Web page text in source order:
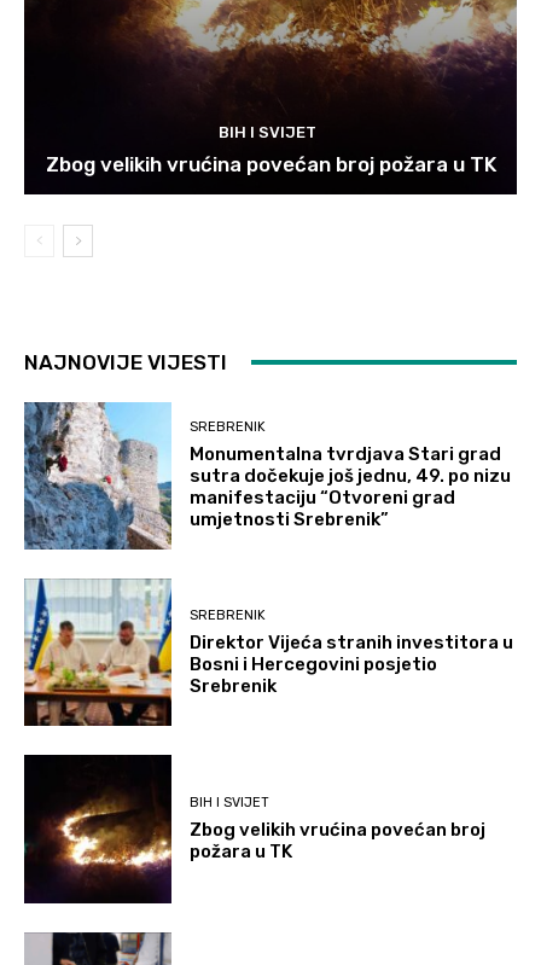
BIH I SVIJET
Zbog velikih vrućina povećan broj požara u TK
NAJNOVIJE VIJESTI
SREBRENIK
Monumentalna tvrdjava Stari grad
sutra dočekuje još jednu, 49. po nizu
manifestaciju “Otvoreni grad
umjetnosti Srebrenik”
SREBRENIK
Direktor Vijeća stranih investitora u
Bosni i Hercegovini posjetio
Srebrenik
BIH I SVIJET
Zbog velikih vrućina povećan broj
požara u TK